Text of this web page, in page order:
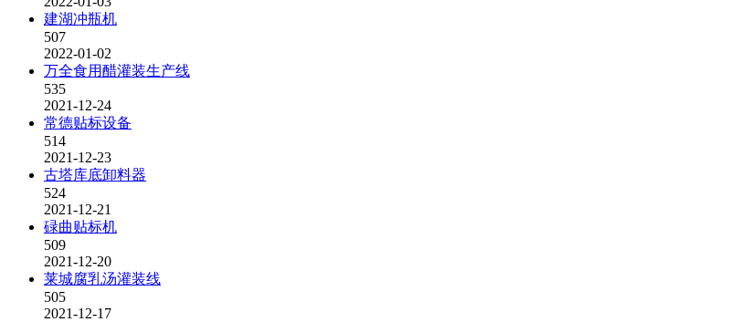
建湖冲瓶机
507
2022-01-02
万全食用醋灌装生产线
535
2021-12-24
常德贴标设备
514
2021-12-23
古塔库底卸料器
524
2021-12-21
碌曲贴标机
509
2021-12-20
莱城腐乳汤灌装线
505
2021-12-17